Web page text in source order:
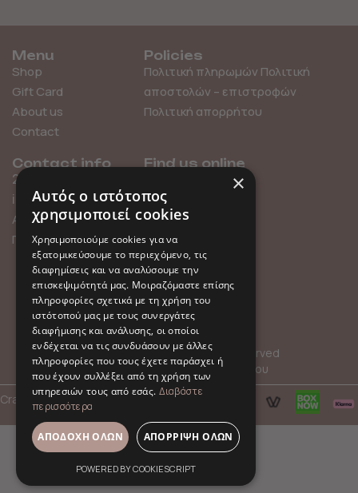
Menu
Shop
Gift Card
About us
Contact
Policies
Πολιτική πληρωμών Πολιτική
αποστολών – επιστροφών
Πολιτική απορρήτου
Contact info
211 0101119
info@millefleurs.gr
Αγίου Αλεξάνδρου 69,
Παλαιό Φάληρο
Find us online
© 2026 Millefleurs | All rights reserved
Όροι ΧρήσηςΠολιτική Απορρήτου
Crafted with
byhpot.digital
×
Αυτός ο ιστότοπος
χρησιμοποιεί cookies
Χρησιμοποιούμε cookies για να
εξατομικεύσουμε το περιεχόμενο, τις
διαφημίσεις και να αναλύσουμε την
επισκεψιμότητά μας. Μοιραζόμαστε επίσης
πληροφορίες σχετικά με τη χρήση του
ιστότοπού μας με τους συνεργάτες
διαφήμισης και ανάλυσης, οι οποίοι
ενδέχεται να τις συνδυάσουν με άλλες
πληροφορίες που τους έχετε παράσχει ή
που έχουν συλλέξει από τη χρήση των
υπηρεσιών τους από εσάς. Διαβάστε
περισσότερα
ΑΠΟΔΟΧΉ ΌΛΩΝ ΑΠΌΡΡΙΨΗ ΌΛΩΝ
POWERED BY COOKIESCRIPT